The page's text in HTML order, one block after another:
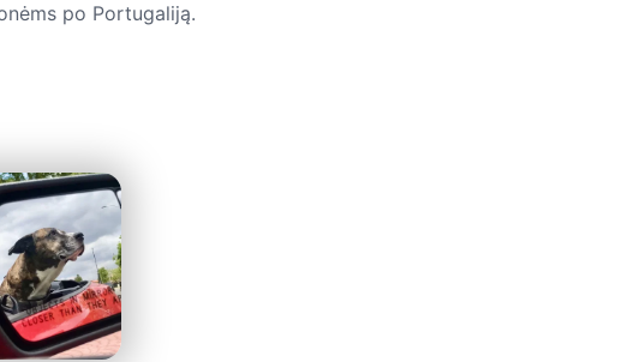
po Portugaliją.